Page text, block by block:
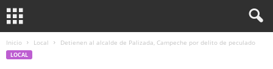
Inicio Local Detienen al alcalde de Palizada, Campeche por delito de peculado
LOCAL